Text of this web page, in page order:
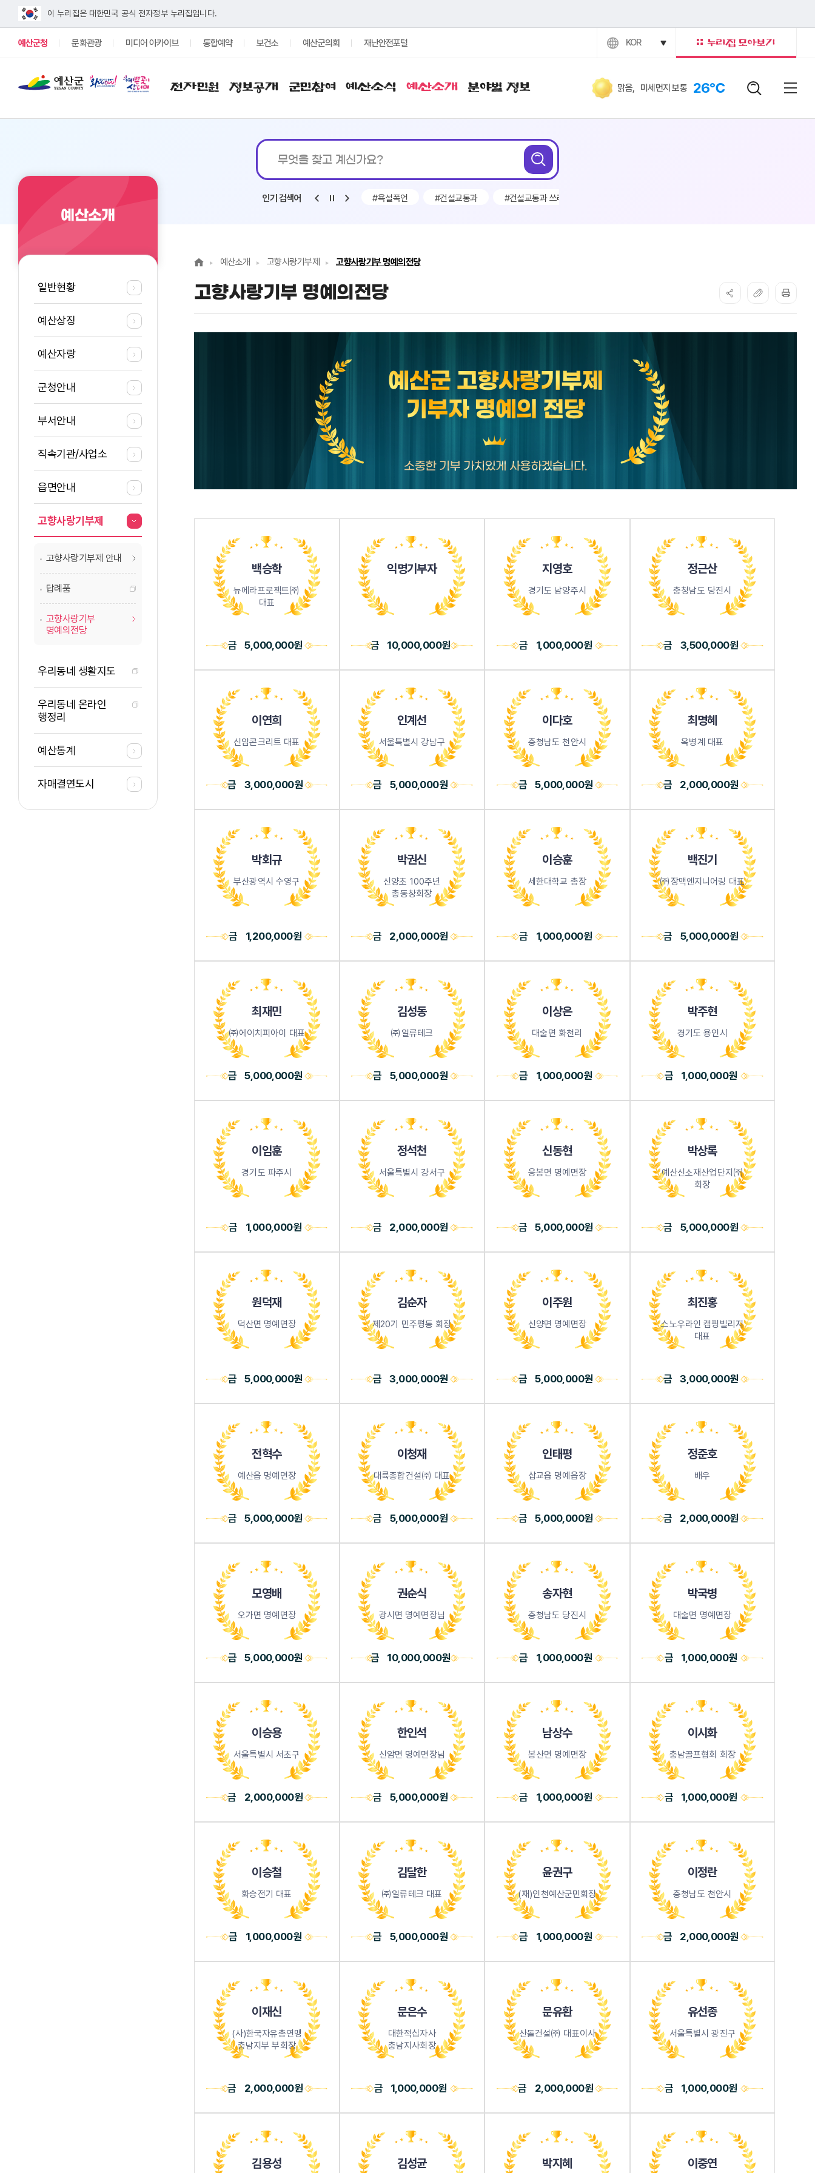
이 누리집은 대한민국 공식 전자정부 누리집입니다.
예산군청 문화관광 미디어 아카이브 통합예약 보건소 예산군의회 재난안전포털 KOR
맑음, 미세먼지 보통 26℃
검색어
전자민원 정보공개 군민참여 예산소식 예산소개 분야별 정보
통합검색
계신가요?
검색
인기 검색어#전기차 보조금 #욕설폭언 #건설교통과 #건설교통과 쓰레기
예산소개
일반현황
예산상징
예산자랑
군청안내
부서안내
직속기관/사업소
읍면안내
고향사랑기부제
고향사랑기부제 안내
답례품
고향사랑기부
명예의전당
우리동네 생활지도
우리동네 온라인
행정리
예산통계
자매결연도시
예산소개 고향사랑기부제 고향사랑기부 명예의전당
고향사랑기부 명예의전당
백승학
뉴에라프로젝트㈜
대표
금 5,000,000원
익명기부자
금 10,000,000원
지영호
경기도 남양주시
금 1,000,000원
정근산
충청남도 당진시
금 3,500,000원
이연희
신암콘크리트 대표
금 3,000,000원
인계선
서울특별시 강남구
금 5,000,000원
이다호
충청남도 천안시
금 5,000,000원
최명혜
옥병계 대표
금 2,000,000원
박회규
부산광역시 수영구
금 1,200,000원
박권신
신양초 100주년
총동창회장
금 2,000,000원
이승훈
세한대학교 총장
금 1,000,000원
백진기
㈜장맥엔지니어링 대표
금 5,000,000원
최재민
㈜에이치피아이 대표
금 5,000,000원
김성동
㈜일류테크
금 5,000,000원
이상은
대술면 화천리
금 1,000,000원
박주현
경기도 용인시
금 1,000,000원
이임훈
경기도 파주시
금 1,000,000원
정석천
서울특별시 강서구
금 2,000,000원
신동현
응봉면 명예면장
금 5,000,000원
박상록
예산신소재산업단지㈜
회장
금 5,000,000원
원덕재
덕산면 명예면장
금 5,000,000원
김순자
제20기 민주평통 회장
금 3,000,000원
이주원
신양면 명예면장
금 5,000,000원
최진홍
스노우라인 캠핑빌리지
대표
금 3,000,000원
전혁수
예산읍 명예면장
금 5,000,000원
이청재
대륙종합건설㈜ 대표
금 5,000,000원
인태평
삽교읍 명예읍장
금 5,000,000원
정준호
배우
금 2,000,000원
모영배
오가면 명예면장
금 5,000,000원
권순식
광시면 명예면장님
금 10,000,000원
송자현
충청남도 당진시
금 1,000,000원
박국병
대술면 명예면장
금 1,000,000원
이승용
서울특별시 서초구
금 2,000,000원
한인석
신암면 명예면장님
금 5,000,000원
남상수
봉산면 명예면장
금 1,000,000원
이시화
충남골프협회 회장
금 1,000,000원
이승철
화승전기 대표
금 1,000,000원
김달한
㈜일류테크 대표
금 5,000,000원
윤권구
(재)인천예산군민회장
금 1,000,000원
이정란
충청남도 천안시
금 2,000,000원
이재신
(사)한국자유총연맹
충남지부 부회장
금 2,000,000원
문은수
대한적십자사
충남지사회장
금 1,000,000원
문유환
산돌건설㈜ 대표이사
금 2,000,000원
유선종
서울특별시 광진구
금 1,000,000원
김용성 김성균 박지혜 이중연